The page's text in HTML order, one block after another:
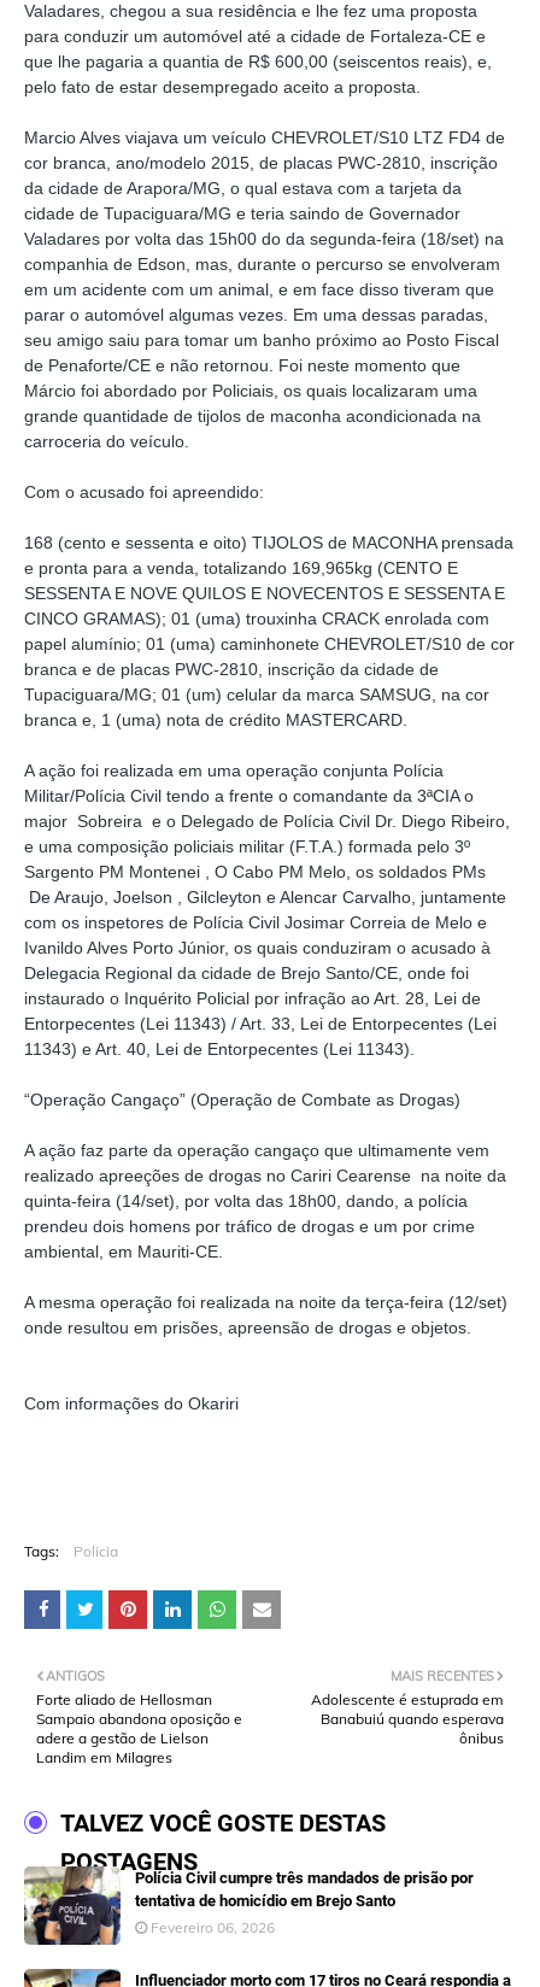
Valadares, chegou a sua residência e lhe fez uma proposta
para conduzir um automóvel até a cidade de Fortaleza-CE e
que lhe pagaria a quantia de R$ 600,00 (seiscentos reais), e,
pelo fato de estar desempregado aceito a proposta.
Marcio Alves viajava um veículo CHEVROLET/S10 LTZ FD4 de
cor branca, ano/modelo 2015, de placas PWC-2810, inscrição
da cidade de Arapora/MG, o qual estava com a tarjeta da
cidade de Tupaciguara/MG e teria saindo de Governador
Valadares por volta das 15h00 do da segunda-feira (18/set) na
companhia de Edson, mas, durante o percurso se envolveram
em um acidente com um animal, e em face disso tiveram que
parar o automóvel algumas vezes. Em uma dessas paradas,
seu amigo saiu para tomar um banho próximo ao Posto Fiscal
de Penaforte/CE e não retornou. Foi neste momento que
Márcio foi abordado por Policiais, os quais localizaram uma
grande quantidade de tijolos de maconha acondicionada na
carroceria do veículo.
Com o acusado foi apreendido:
168 (cento e sessenta e oito) TIJOLOS de MACONHA prensada
e pronta para a venda, totalizando 169,965kg (CENTO E
SESSENTA E NOVE QUILOS E NOVECENTOS E SESSENTA E
CINCO GRAMAS); 01 (uma) trouxinha CRACK enrolada com
papel alumínio; 01 (uma) caminhonete CHEVROLET/S10 de cor
branca e de placas PWC-2810, inscrição da cidade de
Tupaciguara/MG; 01 (um) celular da marca SAMSUG, na cor
branca e, 1 (uma) nota de crédito MASTERCARD.
A ação foi realizada em uma operação conjunta Polícia
Militar/Polícia Civil tendo a frente o comandante da 3ªCIA o
major Sobreira e o Delegado de Polícia Civil Dr. Diego Ribeiro,
e uma composição policiais militar (F.T.A.) formada pelo 3º
Sargento PM Montenei , O Cabo PM Melo, os soldados PMs
De Araujo, Joelson , Gilcleyton e Alencar Carvalho, juntamente
com os inspetores de Polícia Civil Josimar Correia de Melo e
Ivanildo Alves Porto Júnior, os quais conduziram o acusado à
Delegacia Regional da cidade de Brejo Santo/CE, onde foi
instaurado o Inquérito Policial por infração ao Art. 28, Lei de
Entorpecentes (Lei 11343) / Art. 33, Lei de Entorpecentes (Lei
11343) e Art. 40, Lei de Entorpecentes (Lei 11343).
“Operação Cangaço” (Operação de Combate as Drogas)
A ação faz parte da operação cangaço que ultimamente vem
realizado apreeções de drogas no Cariri Cearense na noite da
quinta-feira (14/set), por volta das 18h00, dando, a polícia
prendeu dois homens por tráfico de drogas e um por crime
ambiental, em Mauriti-CE.
A mesma operação foi realizada na noite da terça-feira (12/set)
onde resultou em prisões, apreensão de drogas e objetos.
Com informações do Okariri
Tags: Policia
MAIS RECENTES
Adolescente é estuprada em
Banabuiú quando esperava
ônibus
ANTIGOS
Forte aliado de Hellosman
Sampaio abandona oposição e
adere a gestão de Lielson
Landim em Milagres
TALVEZ VOCÊ GOSTE DESTAS
POSTAGENS
Polícia Civil cumpre três mandados de prisão por
tentativa de homicídio em Brejo Santo
Fevereiro 06, 2026
Influenciador morto com 17 tiros no Ceará respondia a